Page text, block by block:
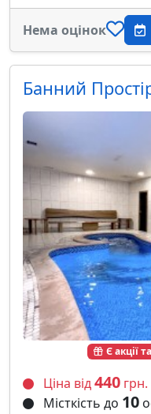
Нема оцінок
Є акції
Банний
Ціна від440 грн.
Місткість до 10